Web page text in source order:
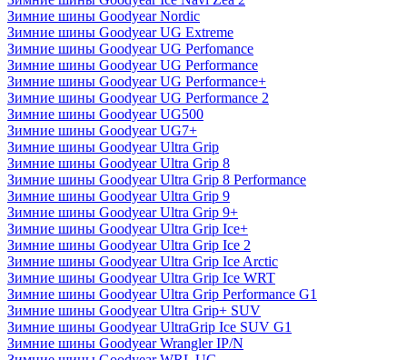
Зимние шины Goodyear Nordic
Зимние шины Goodyear UG Extreme
Зимние шины Goodyear UG Perfomance
Зимние шины Goodyear UG Performance
Зимние шины Goodyear UG Performance+
Зимние шины Goodyear UG Performance 2
Зимние шины Goodyear UG500
Зимние шины Goodyear UG7+
Зимние шины Goodyear Ultra Grip
Зимние шины Goodyear Ultra Grip 8
Зимние шины Goodyear Ultra Grip 8 Performance
Зимние шины Goodyear Ultra Grip 9
Зимние шины Goodyear Ultra Grip 9+
Зимние шины Goodyear Ultra Grip Ice+
Зимние шины Goodyear Ultra Grip Ice 2
Зимние шины Goodyear Ultra Grip Ice Arctic
Зимние шины Goodyear Ultra Grip Ice WRT
Зимние шины Goodyear Ultra Grip Performance G1
Зимние шины Goodyear Ultra Grip+ SUV
Зимние шины Goodyear UltraGrip Ice SUV G1
Зимние шины Goodyear Wrangler IP/N